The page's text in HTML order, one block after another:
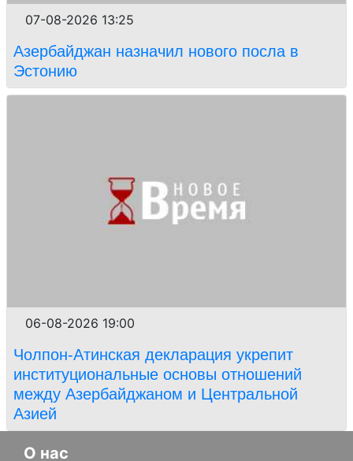
07-08-2026 13:25
Азербайджан назначил нового посла в
Эстонию
06-08-2026 19:00
Чолпон-Атинская декларация укрепит
институциональные основы отношений
между Азербайджаном и Центральной
Азией
О нас